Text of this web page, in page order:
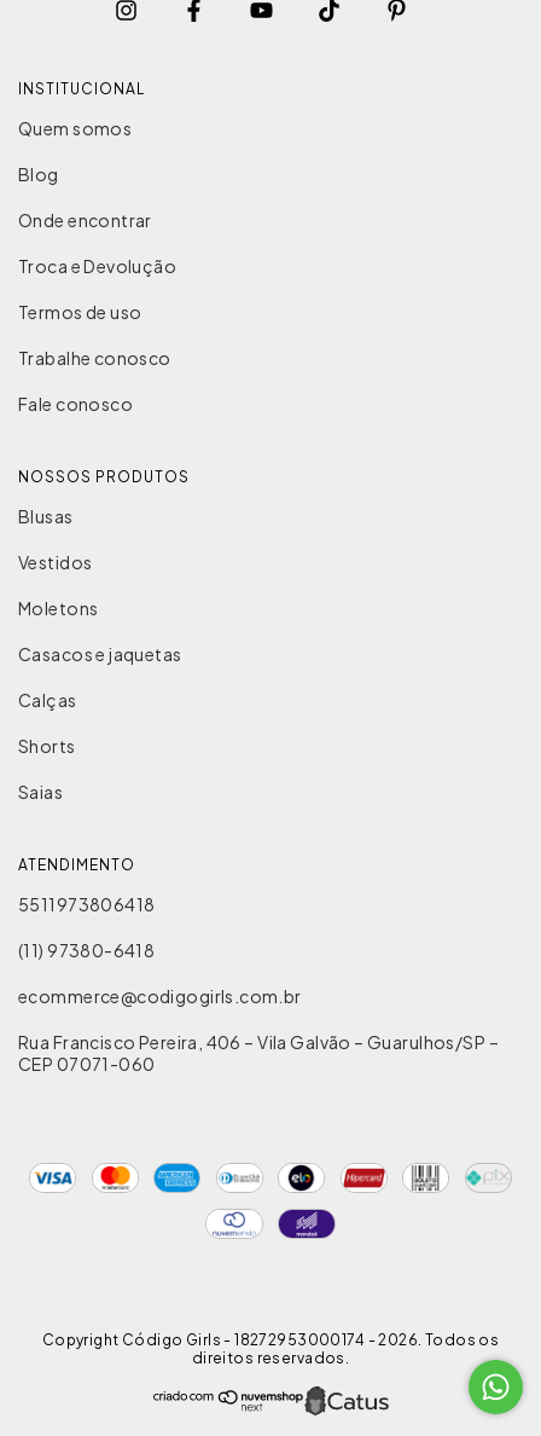
INSTITUCIONAL
Quem somos
Blog
Onde encontrar
Troca e Devolução
Termos de uso
Trabalhe conosco
Fale conosco
NOSSOS PRODUTOS
Blusas
Vestidos
Moletons
Casacos e jaquetas
Calças
Shorts
Saias
ATENDIMENTO
5511973806418
(11) 97380-6418
ecommerce@codigogirls.com.br
Rua Francisco Pereira, 406 – Vila Galvão – Guarulhos/SP –
CEP 07071-060
Copyright Código Girls - 18272953000174 - 2026. Todos os
direitos reservados.